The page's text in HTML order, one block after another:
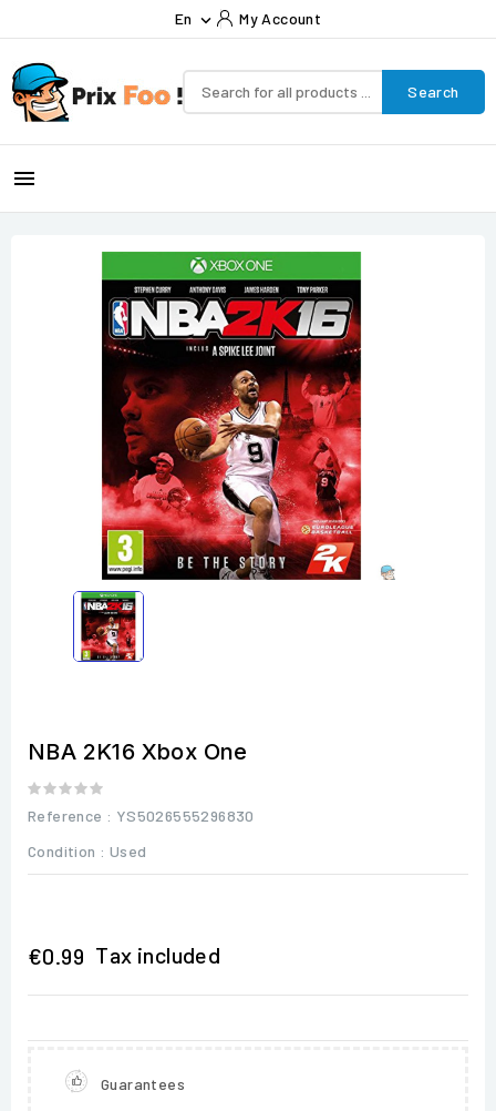
En  My Account
Search

NBA 2K16 Xbox One
Reference : YS5026555296830
Condition : Used
€0.99 Tax included
Guarantees